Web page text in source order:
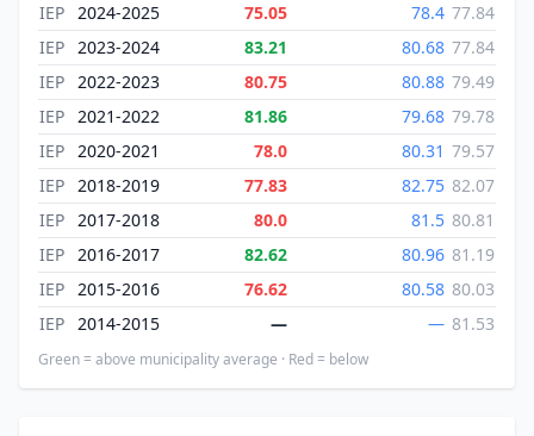
IEP 2024-2025 75.05 78.4 77.84
IEP 2023-2024 83.21 80.68 77.84
IEP 2022-2023 80.75 80.88 79.49
IEP 2021-2022 81.86 79.68 79.78
IEP 2020-2021 78.0 80.31 79.57
IEP 2018-2019 77.83 82.75 82.07
IEP 2017-2018 80.0 81.5 80.81
IEP 2016-2017 82.62 80.96 81.19
IEP 2015-2016 76.62 80.58 80.03
IEP 2014-2015 — — 81.53
Green = above municipality average · Red = below